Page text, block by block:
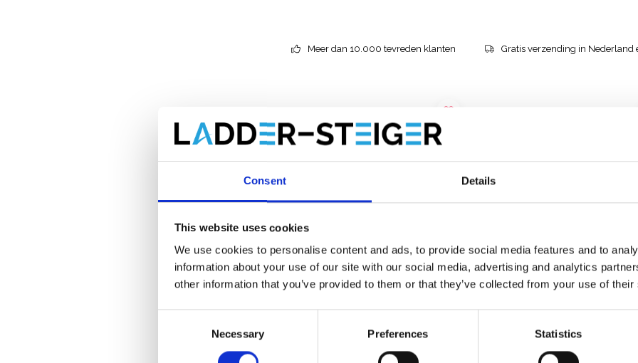
Consent Details
This website uses cookies
We use cookies to personalise content and ads, to provide social media features and to
information about your use of our site with our social media, advertising and analytics
other information that you’ve provided to them or that they’ve collected from your use of
Necessary Preferences Statistics
Meer dan 10.000 tevreden klanten Gratis verzending in Nederland
verstelbare poten
poot verstelbaar